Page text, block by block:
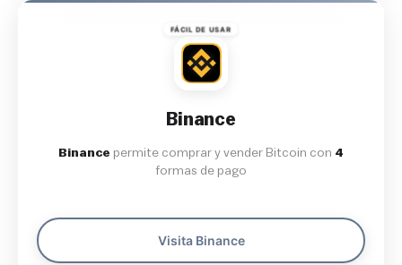
FÁCIL DE USAR
Binance
Binance permite comprar y vender Bitcoin con 4
formas de pago
Visita Binance